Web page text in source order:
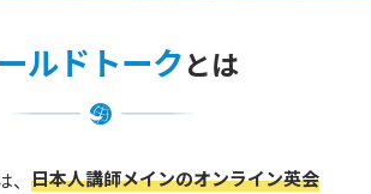
ルドトークとは
日本人講師メインのオンライン英会